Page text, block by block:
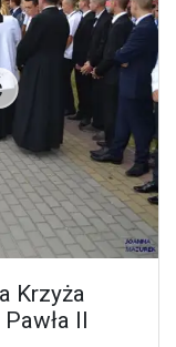
Krzyża
II